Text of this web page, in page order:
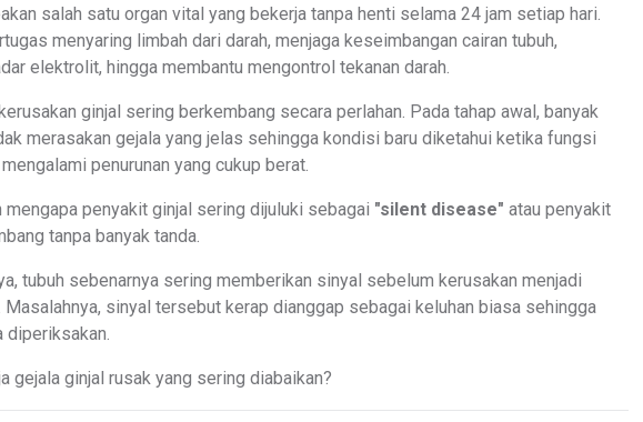
salah satu organ vital yang bekerja tanpa henti selama 24 jam setiap hari.
menyaring limbah dari darah, menjaga keseimbangan cairan tubuh,
elektrolit, hingga membantu mengontrol tekanan darah.
ginjal sering berkembang secara perlahan. Pada tahap awal, banyak
merasakan gejala yang jelas sehingga kondisi baru diketahui ketika fungsi
penurunan yang cukup berat.
mengapa penyakit ginjal sering dijuluki sebagai "silent disease" atau penyakit
tanpa banyak tanda.
tubuh sebenarnya sering memberikan sinyal sebelum kerusakan menjadi
Masalahnya, sinyal tersebut kerap dianggap sebagai keluhan biasa sehingga
diperiksakan.
gejala ginjal rusak yang sering diabaikan?